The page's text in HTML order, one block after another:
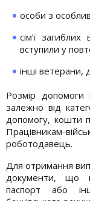
особи з
сім’ї
вступили у
інші ветерани,
Розмір
залежно від
допомогу, кошти
Працівникам-
роботодавець.
Для отримання
документи, що
паспорт або